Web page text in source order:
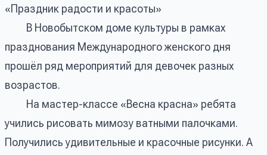
«Праздник радости и красоты»
В Новобытском доме культуры в рамках
празднования Международного женского дня
прошёл ряд мероприятий для девочек разных
возрастов.
На мастер-классе «Весна красна» ребята
учились рисовать мимозу ватными палочками.
Получились удивительные и красочные рисунки. А